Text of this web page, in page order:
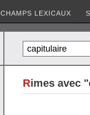
CHAMPS LEXICAUX
Rimes avec